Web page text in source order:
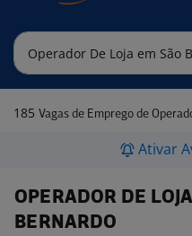
185 Vagas de Emprego de Operador de Loja
Ativar
OPERADOR DE
BERNARDO